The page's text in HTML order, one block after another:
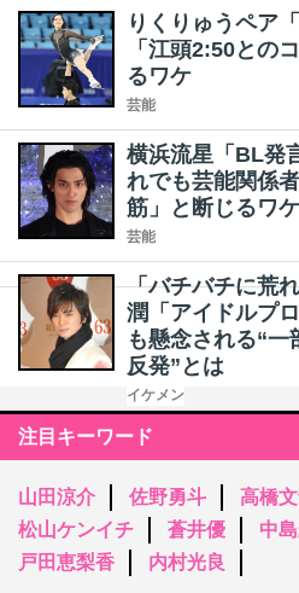
りくりゅうペア
「江頭2:50との
るワケ
芸能
横浜流星「BL発
れでも芸能関係
筋」と断じるワケ
芸能
「バチバチに荒
潤「アイドルプ
も懸念される“
反発”とは
イケメン
注目キーワード
山田涼介 佐野勇斗 高橋
松山ケンイチ
蒼井優 中
戸田恵梨香
内村光良